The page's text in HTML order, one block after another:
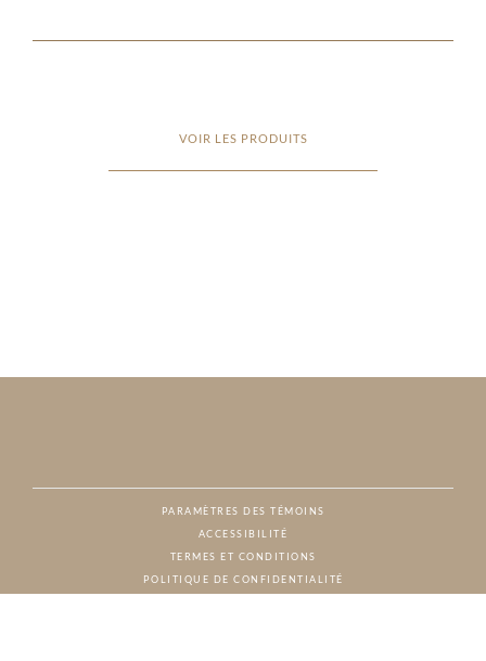
VOIR LES PRODUITS
PARAMÈTRES DES TÉMOINS
ACCESSIBILITÉ
TERMES ET CONDITIONS
POLITIQUE DE CONFIDENTIALITÉ